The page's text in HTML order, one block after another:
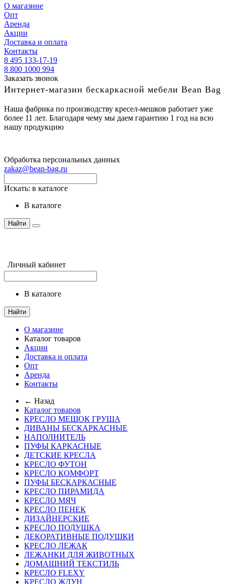
О магазине
Опт
Аренда
Акции
Доставка и оплата
Контакты
8 495 133-17-19
8 800 1000 994
Заказать звонок
Интернет-магазин бескаркасной мебели Bean Bag
Наша фабрика по производству кресел-мешков работает уже
более 11 лет. Благодаря чему мы даем гарантию 1 год на всю
нашу продукцию
Обработка персональных данных
zakaz@bean-bag.ru
Искать: в каталоге
в каталоге
Найти
Личный кабинет
в каталоге
Найти
О магазине
Каталог товаров
Акции
Доставка и оплата
Опт
Аренда
Контакты
← Назад
Каталог товаров
КРЕСЛО МЕШОК ГРУША
ДИВАНЫ БЕСКАРКАСНЫЕ
НАПОЛНИТЕЛЬ
ПУФЫ КАРКАСНЫЕ
ДЕТСКИЕ КРЕСЛА
КРЕСЛО ФУТОН
КРЕСЛО КОМФОРТ
ПУФЫ БЕСКАРКАСНЫЕ
КРЕСЛО ПИРАМИДА
КРЕСЛО МЯЧ
КРЕСЛО ПЕНЕК
ДИЗАЙНЕРСКИЕ
КРЕСЛО ПОДУШКА
ДЕКОРАТИВНЫЕ ПОДУШКИ
КРЕСЛО ЛЕЖАК
ЛЕЖАНКИ ДЛЯ ЖИВОТНЫХ
ДОМАШНИЙ ТЕКСТИЛЬ
КРЕСЛО FLEXY
КРЕСЛО ЖДУН